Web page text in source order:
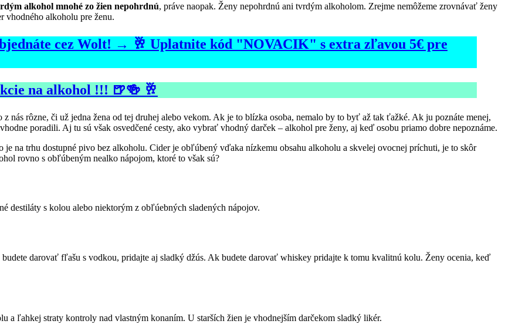
alkohol mnohé zo žien nepohrdnú, práve naopak. Ženy nepohrdnú ani tvrdým alkoholom. Zrejme nemôžeme zrovnávať ženy
vhodného alkoholu pre ženu.
cez Wolt! → 🥂 Uplatnite kód "NOVACIK" s extra zľavou 5€ pre
na alkohol !!! 🍺🍻 🥂
nás rôzne, či už jedna žena od tej druhej alebo vekom. Ak je to blízka osoba, nemalo by to byť až tak ťažké. Ak ju poznáte menej,
poradili. Aj tu sú však osvedčené cesty, ako vybrať vhodný darček – alkohol pre ženy, aj keď osobu priamo dobre nepoznáme.
je na trhu dostupné pivo bez alkoholu. Cider je obľúbený vďaka nízkemu obsahu alkoholu a skvelej ovocnej príchuti, je to skôr
rovno s obľúbeným nealko nápojom, ktoré to však sú?
destiláty s kolou alebo niektorým z obľúebných sladených nápojov.
darovať fľašu s vodkou, pridajte aj sladký džús. Ak budete darovať whiskey pridajte k tomu kvalitnú kolu. Ženy ocenia, keď
a ľahkej straty kontroly nad vlastným konaním. U starších žien je vhodnejším darčekom sladký likér.